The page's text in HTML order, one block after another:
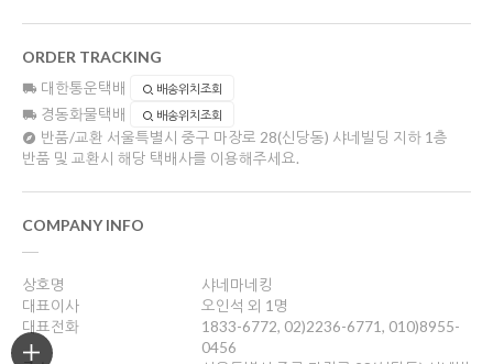
ORDER TRACKING
대한통운택배 배송위치조회
경동화물택배 배송위치조회
반품/교환 서울특별시 중구 마장로 28(신당동) 샤네빌딩 지하 1층
반품 및 교환시 해당 택배사를 이용해주세요.
COMPANY INFO
상호명
샤네마네킹
대표이사
오인석 외 1명
대표전화
1833-6772, 02)2236-6771, 010)8955-
0456